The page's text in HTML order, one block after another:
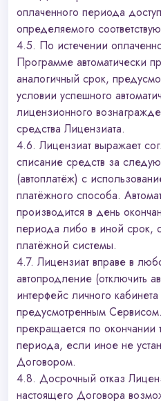
оплаченного периода
определяемого
4.5. По истечении
Программе автоматически
аналогичный срок,
условии успешного
лицензионного
средства Лицензиата.
4.6. Лицензиат выражает
списание средств за
(автоплатёж) с
платёжного способа.
производится в день
периода либо в иной срок,
платёжной системы.
4.7. Лицензиат вправе в
автопродление (отключить
интерфейс личного
предусмотренным
прекращается по окончании
периода, если иное не
Договором.
4.8. Досрочный отказ
настоящего Договора